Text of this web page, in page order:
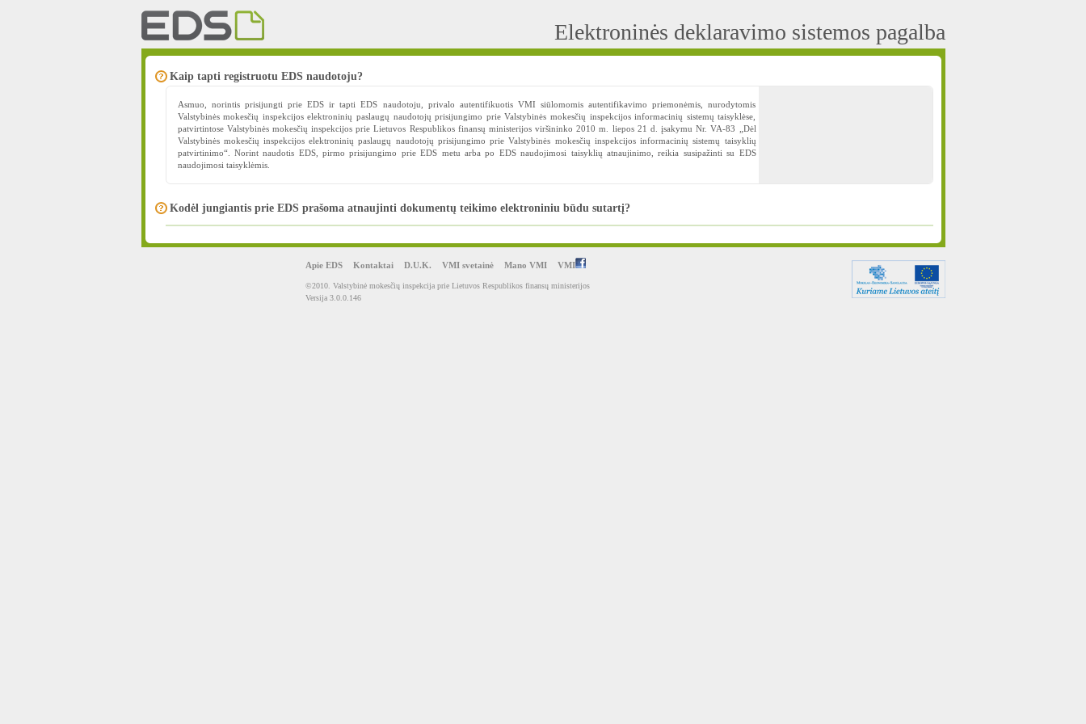
Elektroninės deklaravimo sistemos pagalba
Kaip tapti registruotu EDS naudotoju?
Asmuo, norintis prisijungti prie EDS ir tapti EDS naudotoju, privalo autentifikuotis VMI siūlomomis autentifikavimo priemonėmis, nurodytomis
Valstybinės mokesčių inspekcijos elektroninių paslaugų naudotojų prisijungimo prie Valstybinės mokesčių inspekcijos informacinių sistemų taisyklėse,
patvirtintose Valstybinės mokesčių inspekcijos prie Lietuvos Respublikos finansų ministerijos viršininko 2010 m. liepos 21 d. įsakymu Nr. VA-83 „Dėl
Valstybinės mokesčių inspekcijos elektroninių paslaugų naudotojų prisijungimo prie Valstybinės mokesčių inspekcijos informacinių sistemų taisyklių
patvirtinimo“. Norint naudotis EDS, pirmo prisijungimo prie EDS metu arba po EDS naudojimosi taisyklių atnaujinimo, reikia susipažinti su EDS
naudojimosi taisyklėmis.
Kodėl jungiantis prie EDS prašoma atnaujinti dokumentų teikimo elektroniniu būdu sutartį?
Apie EDS Kontaktai D.U.K. VMI svetainė Mano VMI VMI
©2010. Valstybinė mokesčių inspekcija prie Lietuvos Respublikos finansų ministerijos
Versija 3.0.0.146